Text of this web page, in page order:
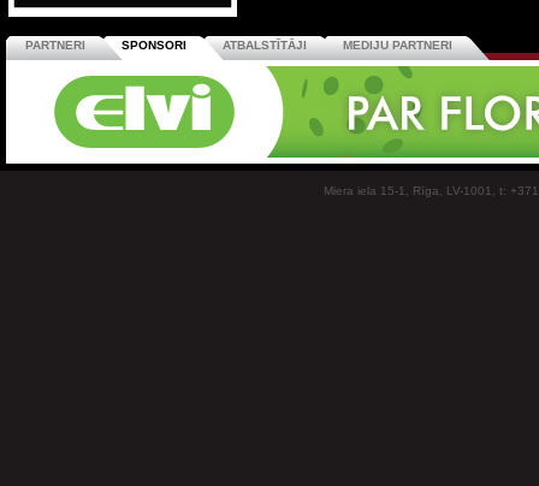
PARTNERI SPONSORI ATBALSTĪTĀJI MEDIJU PARTNERI
Miera iela 15-1, Rīga, LV-1001, t: